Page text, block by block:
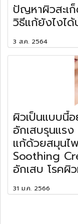
ปัญหาผิวสะเก็
วิธีแก้ยังไงได้
3 ส.ค. 2564
ผิวเป็นแบบนี้
อักเสบรุนแร
แก้ด้วยสมุนไ
Soothing
อักเสบ โรคผิ
31 ม.ค. 2566